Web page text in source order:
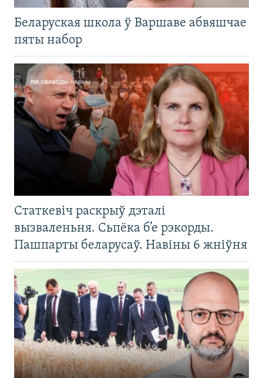
Беларуская школа ў Варшаве абвяшчае
пяты набор
Статкевіч раскрыў дэталі
вызваленьня. Сьпёка б’е рэкорды.
Пашпарты беларусаў. Навіны 6 жніўня